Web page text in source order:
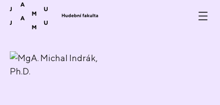
Přeskočit na obsah